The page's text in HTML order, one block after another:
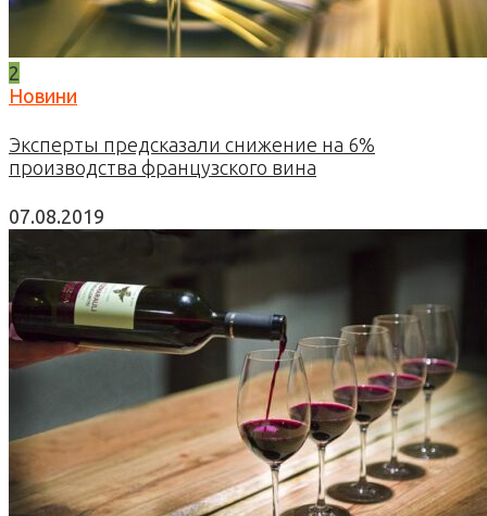
2
Новини
Эксперты предсказали снижение на 6%
производства французского вина
07.08.2019